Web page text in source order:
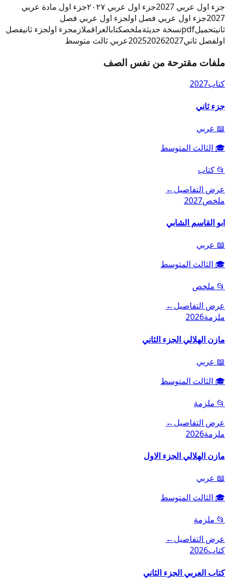
جزء اول عربي 2027
جزء اول عربي ٢٠٢٧
جزء اول مادة عربي
2027جزء اول عربي فصل اولجزء اول عربي فصل
ثانيتحميلpdfنسخة حديثةملخصكتابالعراقملازمجزء اولجزء ثانيفصل
اولفصل ثاني 202520262027 عربي ثالث متوسط
ملفات مقترحة من نفس الصف
كتاب2027
جزء ثاني
📖 عربي
🎓 الثالث المتوسط
📂 كتاب
عرض التفاصيل←
ملخص2027
ابو القاسم الشابي
📖 عربي
🎓 الثالث المتوسط
📂 ملخص
عرض التفاصيل←
ملزمة2026
مازن الهلالي الجزء الثاني
📖 عربي
🎓 الثالث المتوسط
📂 ملزمة
عرض التفاصيل←
ملزمة2026
مازن الهلالي الجزء الاول
📖 عربي
🎓 الثالث المتوسط
📂 ملزمة
عرض التفاصيل←
كتاب2026
كتاب العربي الجزء الثاني